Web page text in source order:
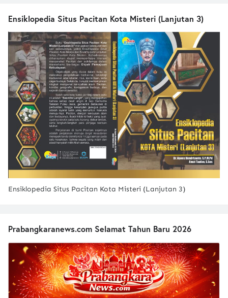
Ensiklopedia Situs Pacitan Kota Misteri (Lanjutan 3)
Ensiklopedia Situs Pacitan Kota Misteri (Lanjutan 3)
Prabangkaranews.com Selamat Tahun Baru 2026